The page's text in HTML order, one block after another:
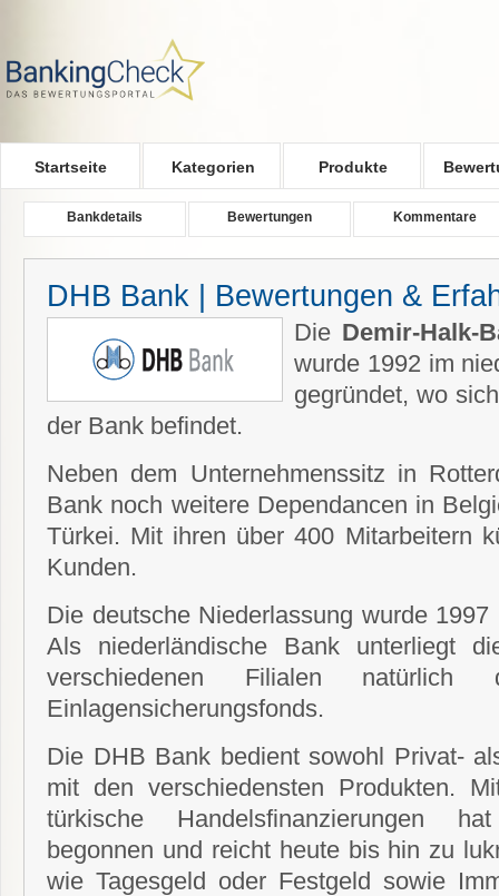
Startseite Kategorien Produkte
Bankdetails Bewertungen Kommentare
DHB Bank | Bewertungen &
Die Demir-Halk-
wurde 1992 im
gegründet, wo
der Bank befindet.
Neben dem Unternehmenssitz in
Bank noch weitere Dependancen in
Türkei. Mit ihren über 400 Mitarbeitern
Kunden.
Die deutsche Niederlassung wurde
Als niederländische Bank unterliegt
verschiedenen Filialen natürlich
Einlagensicherungsfonds.
Die DHB Bank bedient sowohl Privat-
mit den verschiedensten Produkten.
türkische Handelsfinanzierungen
begonnen und reicht heute bis hin zu
wie Tagesgeld oder Festgeld sowie